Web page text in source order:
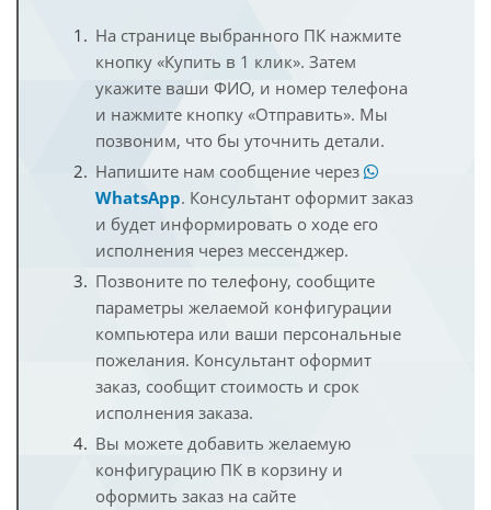
На странице выбранного ПК нажмите
кнопку «Купить в 1 клик». Затем
укажите ваши ФИО, и номер телефона
и нажмите кнопку «Отправить». Мы
позвоним, что бы уточнить детали.
Напишите нам сообщение через
WhatsApp. Консультант оформит заказ
и будет информировать о ходе его
исполнения через мессенджер.
Позвоните по телефону, сообщите
параметры желаемой конфигурации
компьютера или ваши персональные
пожелания. Консультант оформит
заказ, сообщит стоимость и срок
исполнения заказа.
Вы можете добавить желаемую
конфигурацию ПК в корзину и
оформить заказ на сайте